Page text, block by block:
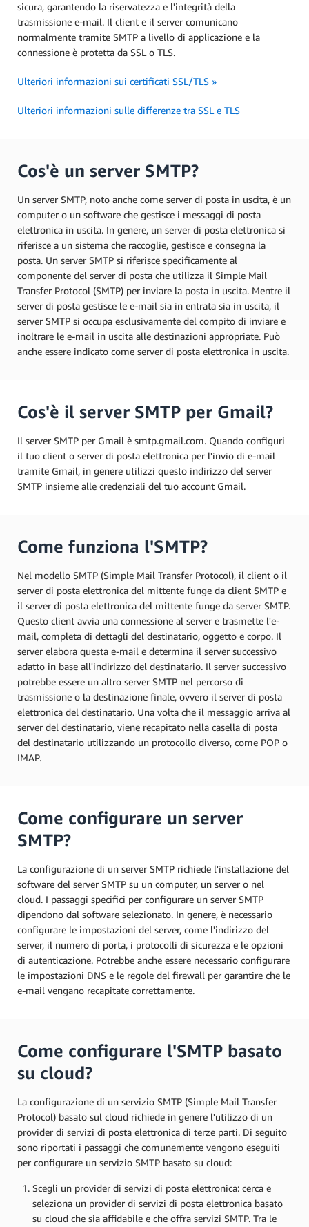
sicura, garantendo la riservatezza e l'integrità della
trasmissione e-mail. Il client e il server comunicano
normalmente tramite SMTP a livello di applicazione e la
connessione è protetta da SSL o TLS.
Ulteriori informazioni sui certificati SSL/TLS »
Ulteriori informazioni sulle differenze tra SSL e TLS
Cos'è un server SMTP?
Un server SMTP, noto anche come server di posta in uscita, è un
computer o un software che gestisce i messaggi di posta
elettronica in uscita. In genere, un server di posta elettronica si
riferisce a un sistema che raccoglie, gestisce e consegna la
posta. Un server SMTP si riferisce specificamente al
componente del server di posta che utilizza il Simple Mail
Transfer Protocol (SMTP) per inviare la posta in uscita. Mentre il
server di posta gestisce le e-mail sia in entrata sia in uscita, il
server SMTP si occupa esclusivamente del compito di inviare e
inoltrare le e-mail in uscita alle destinazioni appropriate. Può
anche essere indicato come server di posta elettronica in uscita.
Cos'è il server SMTP per Gmail?
Il server SMTP per Gmail è smtp.gmail.com. Quando configuri
il tuo client o server di posta elettronica per l'invio di e-mail
tramite Gmail, in genere utilizzi questo indirizzo del server
SMTP insieme alle credenziali del tuo account Gmail.
Come funziona l'SMTP?
Nel modello SMTP (Simple Mail Transfer Protocol), il client o il
server di posta elettronica del mittente funge da client SMTP e
il server di posta elettronica del mittente funge da server SMTP.
Questo client avvia una connessione al server e trasmette l'e-
mail, completa di dettagli del destinatario, oggetto e corpo. Il
server elabora questa e-mail e determina il server successivo
adatto in base all'indirizzo del destinatario. Il server successivo
potrebbe essere un altro server SMTP nel percorso di
trasmissione o la destinazione finale, ovvero il server di posta
elettronica del destinatario. Una volta che il messaggio arriva al
server del destinatario, viene recapitato nella casella di posta
del destinatario utilizzando un protocollo diverso, come POP o
IMAP.
Come configurare un server
SMTP?
La configurazione di un server SMTP richiede l'installazione del
software del server SMTP su un computer, un server o nel
cloud. I passaggi specifici per configurare un server SMTP
dipendono dal software selezionato. In genere, è necessario
configurare le impostazioni del server, come l'indirizzo del
server, il numero di porta, i protocolli di sicurezza e le opzioni
di autenticazione. Potrebbe anche essere necessario configurare
le impostazioni DNS e le regole del firewall per garantire che le
e-mail vengano recapitate correttamente.
Come configurare l'SMTP basato
su cloud?
La configurazione di un servizio SMTP (Simple Mail Transfer
Protocol) basato sul cloud richiede in genere l'utilizzo di un
provider di servizi di posta elettronica di terze parti. Di seguito
sono riportati i passaggi che comunemente vengono eseguiti
per configurare un servizio SMTP basato su cloud:
Scegli un provider di servizi di posta elettronica: cerca e
seleziona un provider di servizi di posta elettronica basato
su cloud che sia affidabile e che offra servizi SMTP. Tra le